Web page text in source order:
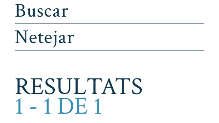
RESULTATS
1 - 1 DE 1